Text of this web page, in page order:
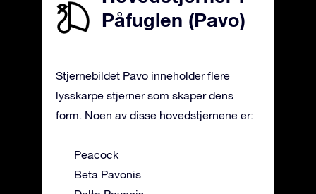
Påfuglen (Pavo)
Stjernebildet Pavo inneholder flere
lysskarpe stjerner som skaper dens
form. Noen av disse hovedstjernene er:
Peacock
Beta Pavonis